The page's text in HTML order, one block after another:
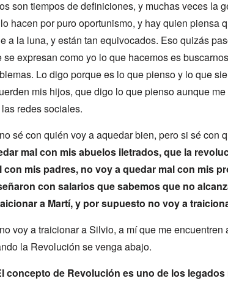
son tiempos de definiciones, y muchas veces la
hacen por puro oportunismo, y hay quien piensa
a la luna, y están tan equivocados. Eso quizás
se expresan como yo lo que hacemos es
Lo digo porque es lo que pienso y lo que
mis hijos, que digo lo que pienso aunque
redes sociales.
sé con quién voy a aquedar bien, pero si sé con
mal con mis abuelos iletrados, que la
con mis padres, no voy a quedar mal con mis
con salarios que sabemos que no
a Martí, y por supuesto no voy a
voy a traicionar a Silvio, a mí que me
la Revolución se venga abajo.
concepto de Revolución es uno de los